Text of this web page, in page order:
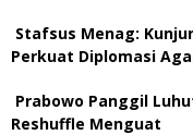
Stafsus Menag:
Perkuat Diplomasi
Prabowo Panggil
Reshuffle Menguat